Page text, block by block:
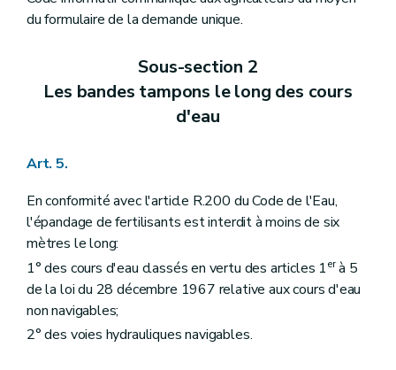
du formulaire de la demande unique.
Sous-section 2
Les bandes tampons le long des cours
d'eau
Art. 5.
En conformité avec l'article R.200 du Code de l'Eau,
l'épandage de fertilisants est interdit à moins de six
mètres le long:
1° des cours d'eau classés en vertu des articles 1erà 5
de la loi du 28 décembre 1967 relative aux cours d'eau
non navigables;
2° des voies hydrauliques navigables.